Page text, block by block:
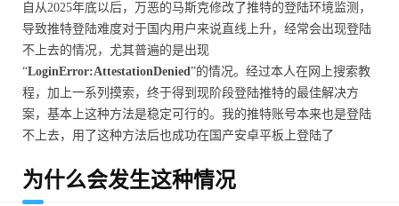
自从2025年底以后，万恶的马斯克修改了推特的登陆环境监测，
导致推特登陆难度对于国内用户来说直线上升，经常会出现登陆
不上去的情况，尤其普遍的是出现
“LoginError:AttestationDenied”的情况。经过本人在网上搜索教
程，加上一系列摸索，终于得到现阶段登陆推特的最佳解决方
案，基本上这种方法是稳定可行的。我的推特账号本来也是登陆
不上去，用了这种方法后也成功在国产安卓平板上登陆了
为什么会发生这种情况